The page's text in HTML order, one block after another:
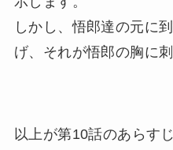
しかし、悟郎達の元に
げ、それが悟郎の胸に刺
以上が第10話のあらすじ